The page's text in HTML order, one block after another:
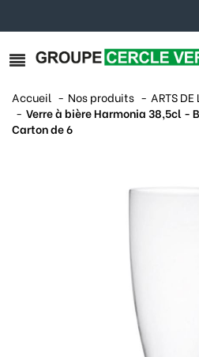
Accueil Nos produits ARTS DE
Verre à bière Harmonia 38,5cl -
Carton de 6